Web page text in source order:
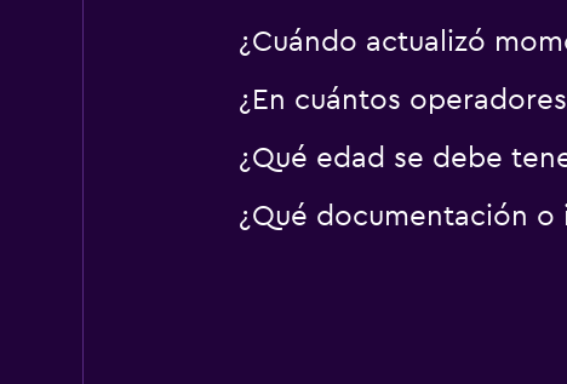
¿Cuándo actualizó
¿En cuántos
¿Qué edad se debe
¿Qué documentación